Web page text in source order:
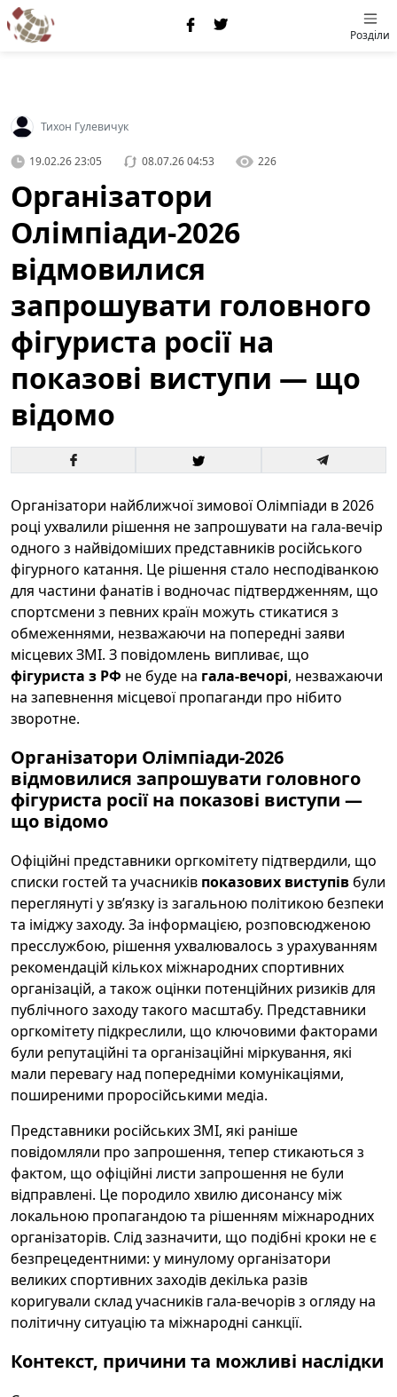
Розділи
Тихон Гулевичук
19.02.26 23:05 08.07.26 04:53 226
Організатори
Олімпіади-2026
відмовилися
запрошувати головного
фігуриста росії на
показові виступи — що
відомо
Організатори найближчої зимової Олімпіади в 2026
році ухвалили рішення не запрошувати на гала-вечір
одного з найвідоміших представників російського
фігурного катання. Це рішення стало несподіванкою
для частини фанатів і водночас підтвердженням, що
спортсмени з певних країн можуть стикатися з
обмеженнями, незважаючи на попередні заяви
місцевих ЗМІ. З повідомлень випливає, що
фігуриста з РФ не буде на гала-вечорі, незважаючи
на запевнення місцевої пропаганди про нібито
зворотне.
Організатори Олімпіади-2026
відмовилися запрошувати головного
фігуриста росії на показові виступи —
що відомо
Офіційні представники оргкомітету підтвердили, що
списки гостей та учасників показових виступів були
переглянуті у зв’язку із загальною політикою безпеки
та іміджу заходу. За інформацією, розповсюдженою
пресслужбою, рішення ухвалювалось з урахуванням
рекомендацій кількох міжнародних спортивних
організацій, а також оцінки потенційних ризиків для
публічного заходу такого масштабу. Представники
оргкомітету підкреслили, що ключовими факторами
були репутаційні та організаційні міркування, які
мали перевагу над попередніми комунікаціями,
поширеними проросійськими медіа.
Представники російських ЗМІ, які раніше
повідомляли про запрошення, тепер стикаються з
фактом, що офіційні листи запрошення не були
відправлені. Це породило хвилю дисонансу між
локальною пропагандою та рішенням міжнародних
організаторів. Слід зазначити, що подібні кроки не є
безпрецедентними: у минулому організатори
великих спортивних заходів декілька разів
коригували склад учасників гала-вечорів з огляду на
політичну ситуацію та міжнародні санкції.
Контекст, причини та можливі наслідки